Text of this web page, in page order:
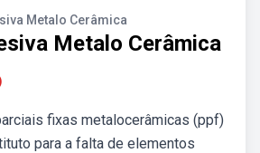
Metalo Cerâmica
Metalo Cerâmica
fixas metalocerâmicas (ppf)
para a falta de elementos